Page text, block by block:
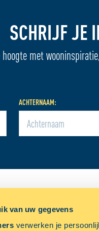
van uw gegevens
verwerken je
SCHRIJF JE
met
ACHTERNAAM:
Nieuws